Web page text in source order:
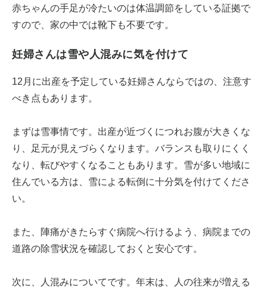
赤ちゃんの手足が冷たいのは体温調節をしている証拠で
すので、家の中では靴下も不要です。
妊婦さんは雪や人混みに気を付けて
12月に出産を予定している妊婦さんならではの、注意す
べき点もあります。
まずは雪事情です。出産が近づくにつれお腹が大きくな
り、足元が見えづらくなります。バランスも取りにくく
なり、転びやすくなることもあります。雪が多い地域に
住んでいる方は、雪による転倒に十分気を付けてくださ
い。
また、陣痛がきたらすぐ病院へ行けるよう、病院までの
道路の除雪状況を確認しておくと安心です。
次に、人混みについてです。年末は、人の往来が増える